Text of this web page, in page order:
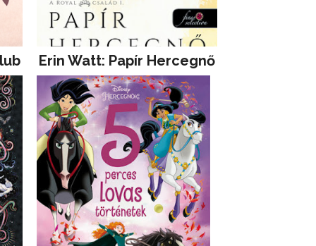
Erin Watt: Papír Hercegnő